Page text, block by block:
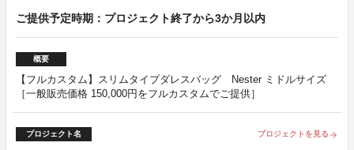
ご提供予定時期：プロジェクト終了から3か月以内
概要
【フルカスタム】スリムタイプダレスバッグ Nester ミドルサイズ
［一般販売価格 150,000円をフルカスタムでご提供］
プロジェクト名 プロジェクトを見る arrow_forward